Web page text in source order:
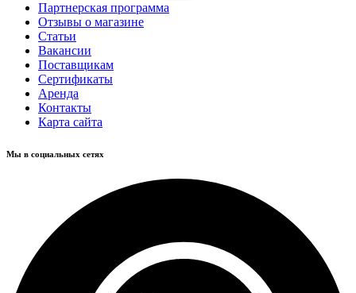
Партнерская программа
Отзывы о магазине
Статьи
Вакансии
Поставщикам
Сертификаты
Аренда
Контакты
Карта сайта
Мы в социальных сетях